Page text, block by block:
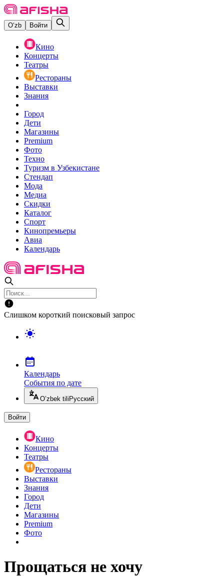
O‘zb Войти
Кино
Концерты
Театры
Рестораны
Выставки
Знания
Город
Дети
Магазины
Premium
Фото
Техно
Туризм в Узбекистане
Стендап
Мода
Медиа
Скидки
Каталог
Спорт
Кинопремьеры
Авиа
Календарь
Слишком короткий поисковый запрос
Календарь
События по дате
O’zbek tili Русский
Войти
Кино
Концерты
Театры
Рестораны
Выставки
Знания
Город
Дети
Магазины
Premium
Фото
Прощаться не хочу